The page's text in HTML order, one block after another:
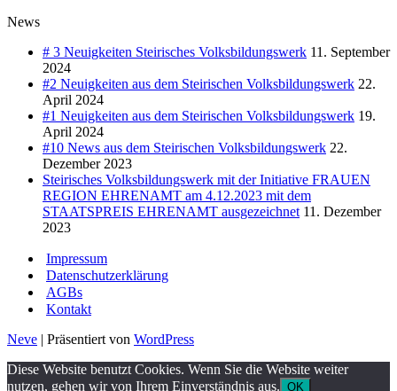
News
# 3 Neuigkeiten Steirisches Volksbildungswerk 11. September
2024
#2 Neuigkeiten aus dem Steirischen Volksbildungswerk 22.
April 2024
#1 Neuigkeiten aus dem Steirischen Volksbildungswerk 19.
April 2024
#10 News aus dem Steirischen Volksbildungswerk 22.
Dezember 2023
Steirisches Volksbildungswerk mit der Initiative FRAUEN
REGION EHRENAMT am 4.12.2023 mit dem
STAATSPREIS EHRENAMT ausgezeichnet 11. Dezember
2023
Impressum
Datenschutzerklärung
AGBs
Kontakt
Neve | Präsentiert von WordPress
Diese Website benutzt Cookies. Wenn Sie die Website weiter
nutzen, gehen wir von Ihrem Einverständnis aus. OK